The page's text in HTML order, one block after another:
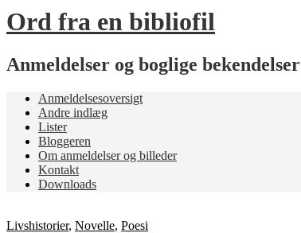
Ord fra en bibliofil
Anmeldelser og boglige bekendelser
Anmeldelsesoversigt
Andre indlæg
Lister
Bloggeren
Om anmeldelser og billeder
Kontakt
Downloads
Livshistorier, Novelle, Poesi